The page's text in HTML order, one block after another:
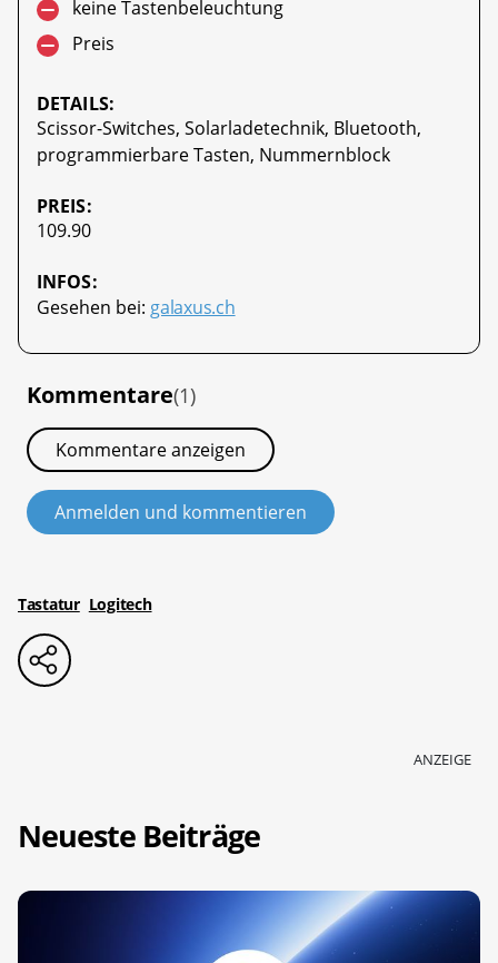
keine Tastenbeleuchtung
Preis
DETAILS:
Scissor-Switches, Solarladetechnik, Bluetooth,
programmierbare Tasten, Nummernblock
PREIS:
109.90
INFOS:
Gesehen bei: galaxus.ch
Kommentare(1)
Kommentare anzeigen
Anmelden und kommentieren
Tastatur Logitech
ANZEIGE
Neueste Beiträge